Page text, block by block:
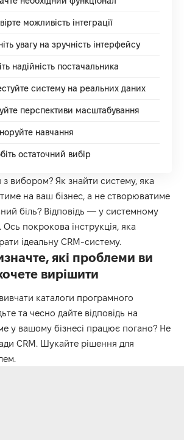
можливість інтеграції
увагу на зручність інтерфейсу
надійність постачальника
систему на реальних даних
перспективи масштабування
навчання
остаточний вибір
вибором? Як знайти систему, яка
на ваш бізнес, а не створюватиме
біль? Відповідь — у системному
Ось покрокова інструкція, яка
ідеальну CRM-систему.
які проблеми ви
вирішити
каталоги програмного
та чесно дайте відповідь на
у вашому бізнесі працює погано? Не
CRM. Шукайте рішення для